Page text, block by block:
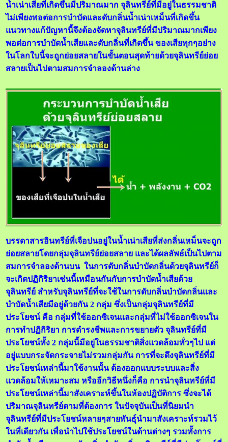
น้ำเน่าเสียที่เกิดขึ้นมีปริมาณมาก จุลินทรีย์ที่มีอยู่ในธรรมชาติ
ไม่เพียงพอต่อการบำบัดและดับกลิ่นน้ำเน่าเหม็นที่เกิดขึ้น
แนวทางแก้ปัญหานี้จึงต้องจัดหาจุลินทรีย์ที่มีปริมาณมากเพียง
พอต่อการบำบัดน้ำเสียและดับกลิ่นที่เกิดขึ้น ของเสียทุกๆอย่าง
ในโลกใบนี้จะถูกย่อยสลายในขั้นตอนสุดท้ายด้วยจุลินทรีย์ย่อย
สลายเป็นไปตามสมการจำลองด้านล่าง
บรรดาสารอินทรีย์ที่เจือปนอยู่ในน้ำเน่าเสียที่ส่งกลิ่นเหม็นจะถูก
ย่อยสลายโดยกลุ่มจุลินทรีย์ย่อยสลาย และได้ผลลัพธ์เป็นไปตาม
สมการจำลองด้านบน ในการดับกลิ่นบำบัดกลิ่นด้วยจุลินทรีย์ก็
จะเกิดปฏิกิริยาเช่นนี้เหมือนกันกับการบำบัดน้ำเสียด้วย
จุลินทรีย์ สำหรับจุลินทรีย์ที่จะใช้ในการดับกลิ่นบำบัดกลิ่นและ
บำบัดน้ำเสียมีอยู่ด้วยกัน 2 กลุ่ม ซึ่งเป็นกลุ่มจุลินทรีย์ที่มี
ประโยชน์ คือ กลุ่มที่ใช้ออกซิเจนและกลุ่มที่ไม่ใช้ออกซิเจนใน
การทำปฏิกิริยา การดำรงชีพและการขยายตัว จุลินทรีย์ที่มี
ประโยชน์ทั้ง 2 กลุ่มนี้มีอยู่ในธรรมชาติสิ่งแวดล้อมทั่วๆไป แต่
อยู่แบบกระจัดกระจายไม่รวมกลุ่มกัน การที่จะดึงจุลินทรีย์ที่มี
ประโยชน์เหล่านี้มาใช้งานนั้น ต้องออกแบบระบบและสิ่ง
แวดล้อมให้เหมาะสม หรืออีกวิธีหนึ่งก็คือ การนำจุลินทรีย์ที่มี
ประโยชน์เหล่านี้มาสังเคราะห์ขึ้นในห้องปฏิบัติการ ซึ่งจะได้
ปริมาณจุลินทรีย์ตามที่ต้องการ ในปัจจุบันเป็นที่นิยมนำ
จุลินทรีย์ที่มีประโยชน์หลายๆสายพันธุ์นำมาสังเคราะห์รวมไว้
ในที่เดียวกัน เพื่อนำไปใช้ประโยชน์ในด้านต่างๆ รวมทั้งการ